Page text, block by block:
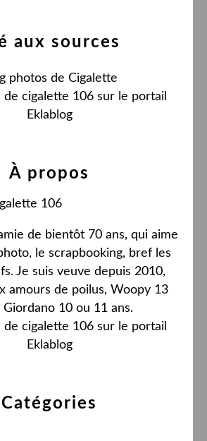
Catégories
aux sources
photos de Cigalette
de cigalette 106sur le portail
Eklablog
À propos
de bientôt 70 ans, qui aime
le scrapbooking, bref les
Je suis veuve depuis 2010,
amours de poilus, Woopy 13
Giordano 10 ou 11 ans.
de cigalette 106sur le portail
Eklablog